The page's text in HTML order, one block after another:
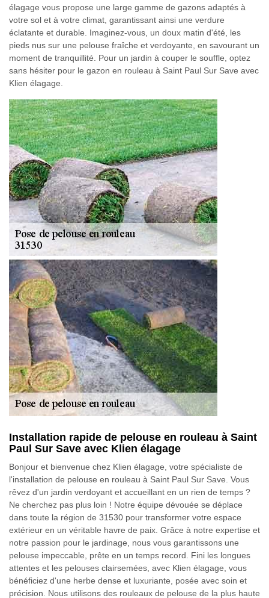
élagage vous propose une large gamme de gazons adaptés à
votre sol et à votre climat, garantissant ainsi une verdure
éclatante et durable. Imaginez-vous, un doux matin d'été, les
pieds nus sur une pelouse fraîche et verdoyante, en savourant un
moment de tranquillité. Pour un jardin à couper le souffle, optez
sans hésiter pour le gazon en rouleau à Saint Paul Sur Save avec
Klien élagage.
Installation rapide de pelouse en rouleau à Saint
Paul Sur Save avec Klien élagage
Bonjour et bienvenue chez Klien élagage, votre spécialiste de
l'installation de pelouse en rouleau à Saint Paul Sur Save. Vous
rêvez d'un jardin verdoyant et accueillant en un rien de temps ?
Ne cherchez pas plus loin ! Notre équipe dévouée se déplace
dans toute la région de 31530 pour transformer votre espace
extérieur en un véritable havre de paix. Grâce à notre expertise et
notre passion pour le jardinage, nous vous garantissons une
pelouse impeccable, prête en un temps record. Fini les longues
attentes et les pelouses clairsemées, avec Klien élagage, vous
bénéficiez d'une herbe dense et luxuriante, posée avec soin et
précision. Nous utilisons des rouleaux de pelouse de la plus haute